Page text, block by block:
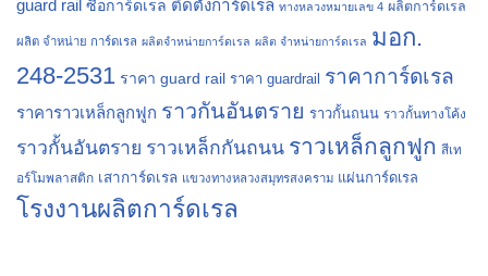
guard rail ซื้อการ์ดเรล ติดตั้งการ์ดเรล ทางหลวงหมายเลข 4 ผลิตการ์ดเรล
ผลิต จำหน่าย การ์ดเรล ผลิตจำหน่ายการ์ดเรล ผลิต จำหน่ายการ์ดเรล มอก.
248-2531 ราคา guard rail ราคา guardrail ราคาการ์ดเรล
ราคาราวเหล็กลูกฟูก ราวกันอันตราย ราวกั้นถนน ราวกั้นทางโค้ง
ราวกั้นอันตราย ราวเหล็กกันถนน ราวเหล็กลูกฟูก สีเท
อร์โมพลาสติก เสาการ์ดเรล แขวงทางหลวงสมุทรสงคราม แผ่นการ์ดเรล
โรงงานผลิตการ์ดเรล